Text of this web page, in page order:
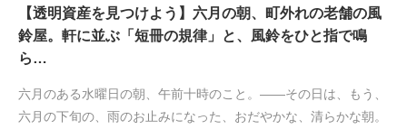
【透明資産を見つけよう】六月の朝、町外れの老舗の風
鈴屋。軒に並ぶ「短冊の規律」と、風鈴をひと指で鳴
ら…
六月のある水曜日の朝、午前十時のこと。——その日は、もう、
六月の下旬の、雨のお止みになった、おだやかな、清らかな朝。